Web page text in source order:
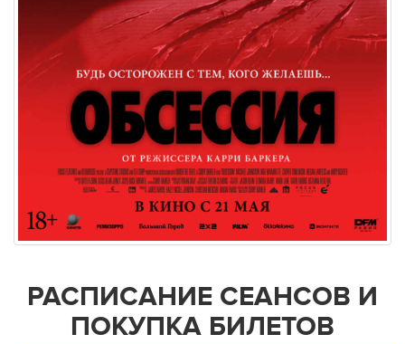
РАСПИСАНИЕ СЕАНСОВ И
ПОКУПКА БИЛЕТОВ